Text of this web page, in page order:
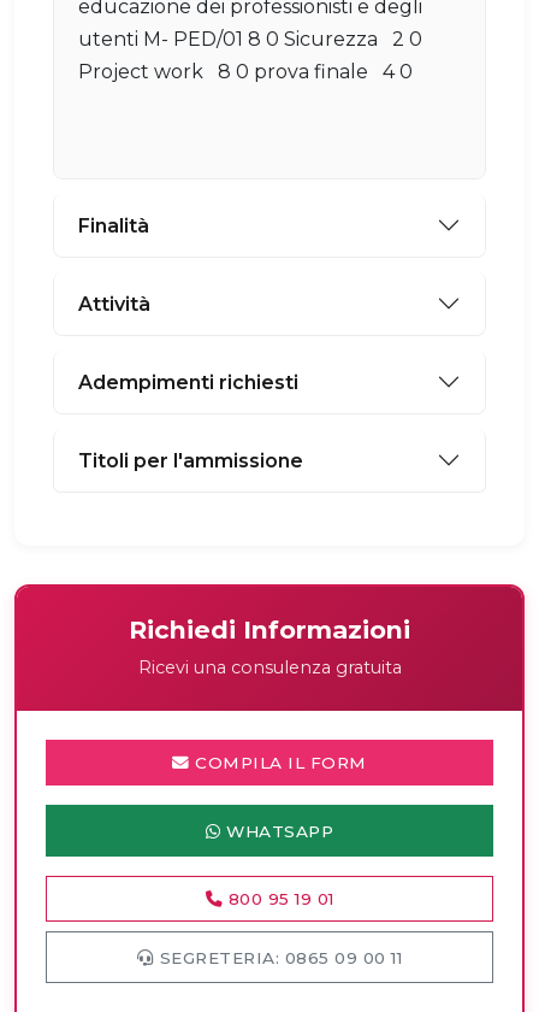
educazione dei professionisti e degli
utenti M- PED/01 8 0 Sicurezza 2 0
Project work 8 0 prova finale 4 0
Finalità
Attività
Adempimenti richiesti
Titoli per l'ammissione
Richiedi Informazioni
Ricevi una consulenza gratuita
COMPILA IL FORM
WHATSAPP
800 95 19 01
SEGRETERIA: 0865 09 00 11